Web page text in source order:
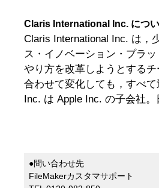
Claris International Inc. につ
Claris International Inc. は，
ス・イノベーション・プラ
やり方を改革しようとする
合わせて変化しても，すべ
Inc. は Apple Inc. の子会社
●問い合わせ先
FileMakerカスタマサポート